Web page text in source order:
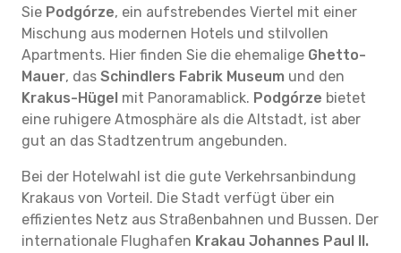
Sie Podgórze, ein aufstrebendes Viertel mit einer
Mischung aus modernen Hotels und stilvollen
Apartments. Hier finden Sie die ehemalige Ghetto-
Mauer, das Schindlers Fabrik Museum und den
Krakus-Hügel mit Panoramablick. Podgórze bietet
eine ruhigere Atmosphäre als die Altstadt, ist aber
gut an das Stadtzentrum angebunden.
Bei der Hotelwahl ist die gute Verkehrsanbindung
Krakaus von Vorteil. Die Stadt verfügt über ein
effizientes Netz aus Straßenbahnen und Bussen. Der
internationale Flughafen Krakau Johannes Paul II.